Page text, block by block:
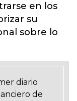
en los
su
sobre lo
diario
de